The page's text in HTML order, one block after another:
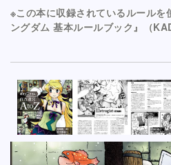
※この本に収録されているルールを
ングダム 基本ルールブック』（